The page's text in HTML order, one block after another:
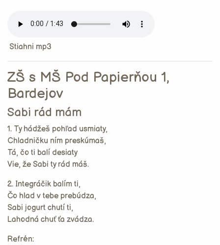
Stiahni mp3
ZŠ s MŠ Pod Papierňou 1,
Bardejov
Sabi rád mám
1. Ty hádžeš pohľad usmiaty,
Chladničku ním preskúmaš,
Tá, čo ti balí desiaty
Vie, že Sabi ty rád máš.
2. Integráčik balím ti,
Čo hlad v tebe prebúdza,
Sabi jogurt chutí ti,
Lahodná chuť ťa zvádza.
Refrén: